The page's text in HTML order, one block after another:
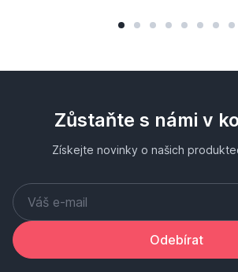
Zůstaňte s námi v
Získejte novinky o našich
Odebírat